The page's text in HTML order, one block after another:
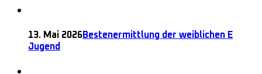
13. Mai 2026Bestenermittlung der weiblichen E
Jugend